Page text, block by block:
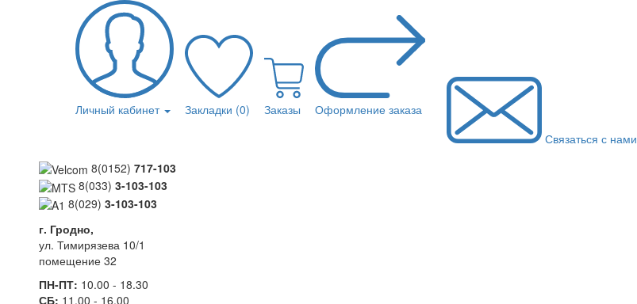
Личный кабинет Закладки (0) Заказы
Оформление заказа
Связаться с нами
8(0152) 717-103
8(033) 3-103-103
8(029) 3-103-103
г. Гродно,
ул. Тимирязева 10/1
помещение 32
ПН-ПТ: 10.00 - 18.30
СБ: 11.00 - 16.00